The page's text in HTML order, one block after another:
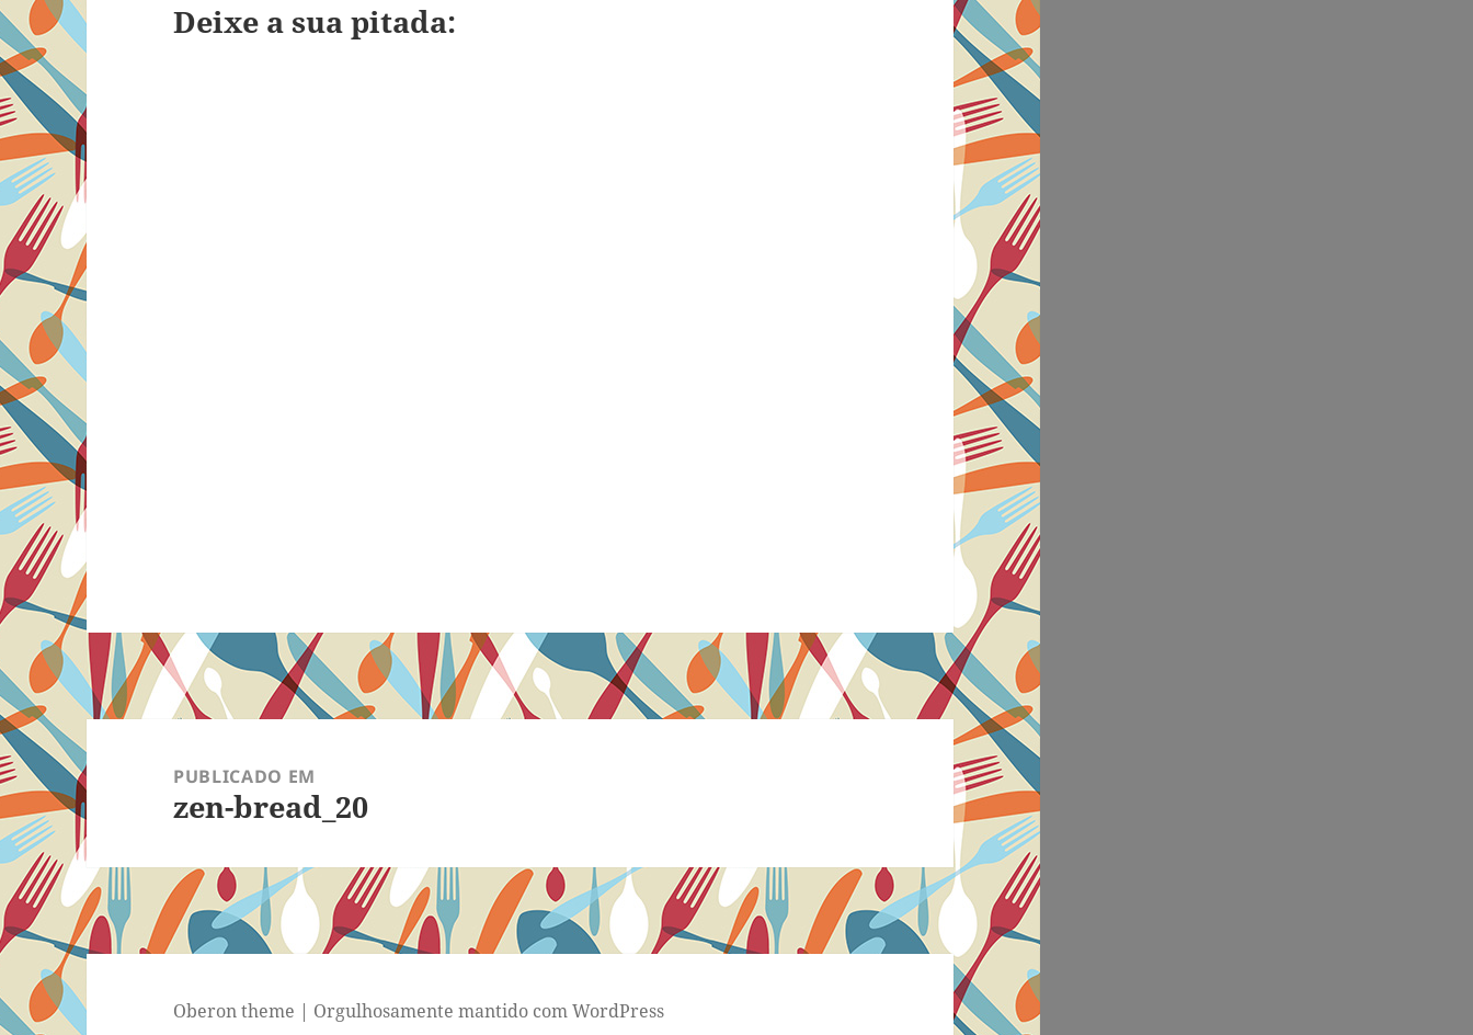
Deixe a sua pitada:
de
Post
PUBLICADO EM
zen-bread_20
Oberon theme | Orgulhosamente mantido com WordPress